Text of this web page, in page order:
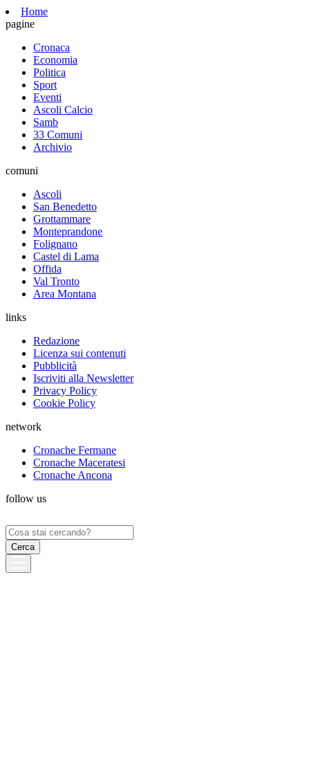
Home
pagine
Cronaca
Economia
Politica
Sport
Eventi
Ascoli Calcio
Samb
33 Comuni
Archivio
comuni
Ascoli
San Benedetto
Grottammare
Monteprandone
Folignano
Castel di Lama
Offida
Val Tronto
Area Montana
links
Redazione
Licenza sui contenuti
Pubblicità
Iscriviti alla Newsletter
Privacy Policy
Cookie Policy
network
Cronache Fermane
Cronache Maceratesi
Cronache Ancona
follow us
Ricerca
per: